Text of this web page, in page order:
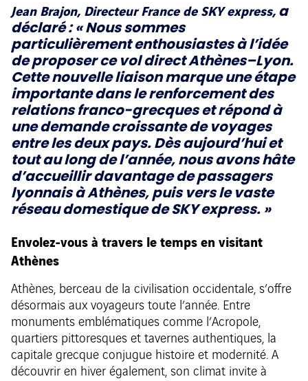
Jean Brajon, Directeur France de SKY express,a
déclaré : «Nous sommes
particulièrement enthousiastes à l’idée
de proposer ce vol direct Athènes–Lyon.
Cette nouvelle liaison marque une étape
importante dans le renforcement des
relations franco-grecques et répond à
une demande croissante de voyages
entre les deux pays. Dès aujourd’hui et
tout au long de l’année, nous avons hâte
d’accueillir davantage de passagers
lyonnais à Athènes, puis vers le vaste
réseau domestique de SKY express.»
Envolez-vous à travers le temps en visitant
Athènes
Athènes, berceau de la civilisation occidentale, s’offre
désormais aux voyageurs toute l’année. Entre
monuments emblématiques comme l’Acropole,
quartiers pittoresques et tavernes authentiques, la
capitale grecque conjugue histoire et modernité. A
découvrir en hiver également, son climat invite à